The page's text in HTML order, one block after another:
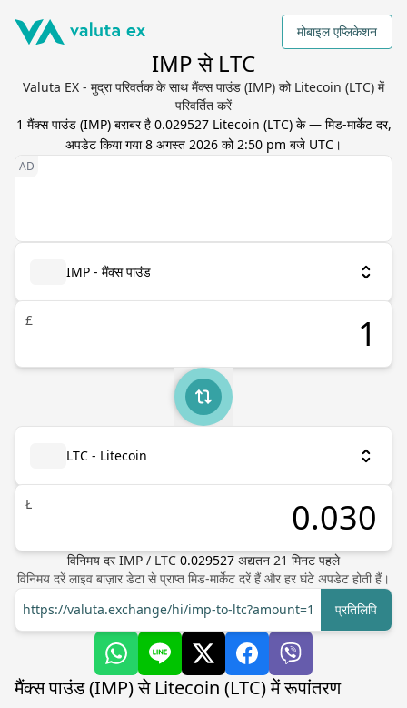
मोबाइल एप्लिकेशन
IMP से LTC
Valuta EX - मुद्रा परिवर्तक के साथ मैंक्स पाउंड (IMP) को Litecoin (LTC) में
परिवर्तित करें
1 मैंक्स पाउंड(IMP) बराबर है 0.029527 Litecoin (LTC) के — मिड-मार्केट दर,
अपडेट किया गया8 अगस्त 2026 को 2:50 pm बजे UTC ।
IMP - मैंक्स पाउंड
£
LTC - Litecoin
Ł
विनिमय दरIMP / LTC 0.029527 अद्यतन 21 मिनट पहले
विनिमय दरें लाइव बाज़ार डेटा से प्राप्त मिड-मार्केट दरें हैं और हर घंटे अपडेट होती हैं।
https://valuta.exchange/hi/imp-to-ltc?amount=1
प्रतिलिपि
मैंक्स पाउंड (IMP) से Litecoin (LTC) में रूपांतरण